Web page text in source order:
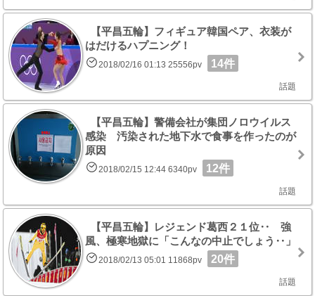
【平昌五輪】フィギュア韓国ペア、衣装が
はだけるハプニング！
2018/02/16 01:13 25556pv 14件
話題
【平昌五輪】警備会社が集団ノロウイルス
感染 汚染された地下水で食事を作ったのが
原因
2018/02/15 12:44 6340pv 12件
話題
【平昌五輪】レジェンド葛西２１位‥ 強
風、極寒地獄に「こんなの中止でしょう‥」
2018/02/13 05:01 11868pv 20件
話題